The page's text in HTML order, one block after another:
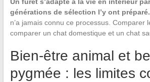
générations de sélection l’y ont préparé.
n’a jamais connu ce processus. Comparer
comparer un chat domestique et un chat
Bien-être animal et
pygmée : les limites